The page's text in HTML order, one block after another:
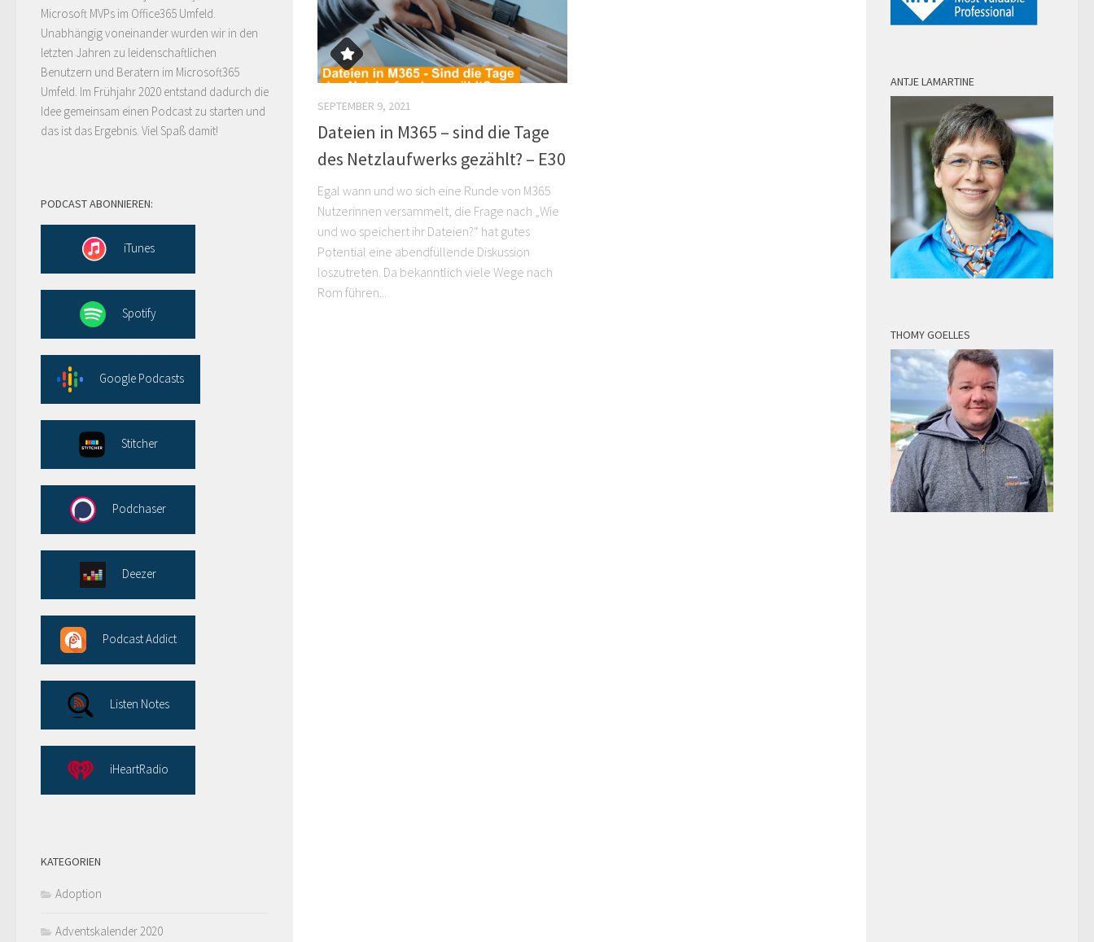
SEPTEMBER 9, 2021
Dateien in M365 – sind die Tage
des Netzlaufwerks gezählt? – E30
Egal wann und wo sich eine Runde von M365
Nutzerinnen versammelt, die Frage nach „Wie
und wo speichert ihr Dateien?“ hat gutes
Potential eine abendfüllende Diskussion
loszutreten. Da bekanntlich viele Wege nach
Rom führen...
Microsoft MVPs im Office365 Umfeld.
Unabhängig voneinander wurden wir in den
letzten Jahren zu leidenschaftlichen
Benutzern und Beratern im Microsoft365
Umfeld. Im Frühjahr 2020 entstand dadurch die
Idee gemeinsam einen Podcast zu starten und
das ist das Ergebnis. Viel Spaß damit!
PODCAST ABONNIEREN:
iTunes
Spotify
Google Podcasts
Stitcher
Podchaser
Deezer
Podcast Addict
Listen Notes
iHeartRadio
KATEGORIEN
Adoption
Adventskalender 2020
ANTJE LAMARTINE
THOMY GOELLES